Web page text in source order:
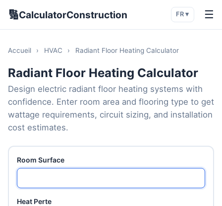
🔢CalculatorConstruction FR ▾ ☰
Accueil › HVAC › Radiant Floor Heating Calculator
Radiant Floor Heating Calculator
Design electric radiant floor heating systems with
confidence. Enter room area and flooring type to get
wattage requirements, circuit sizing, and installation
cost estimates.
Room Surface
Heat Perte